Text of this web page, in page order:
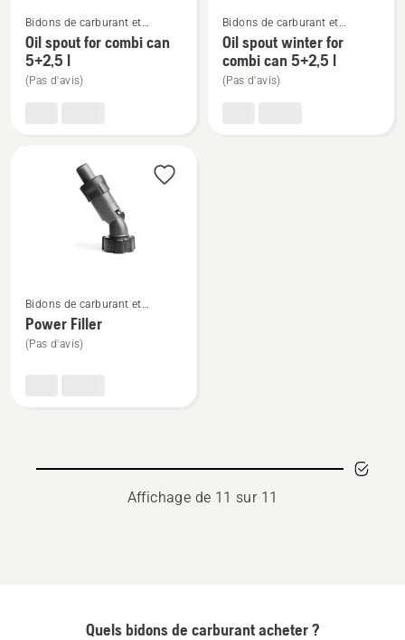
plus
de
détails
Bidons de carburant et
équipement de remplissage
Oil spout for combi can
5+2,5 l
(Pas d'avis)
plus
de
détails
Bidons de carburant et
équipement de remplissage
Oil spout winter for
combi can 5+2,5 l
(Pas d'avis)
plus
de
détails
Bidons de carburant et
équipement de remplissage
Power Filler
(Pas d'avis)
Affichage de 11 sur 11
Quels bidons de carburant acheter ?